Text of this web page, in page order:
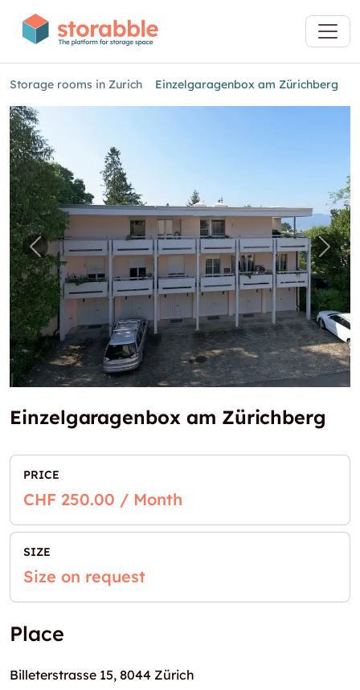
Storage rooms in Zurich Einzelgaragenbox am Zürichberg
Previous image for "Einzelgaragenbox am
Einzelgaragenbox am Zürichberg
PRICE
CHF 250.00 / Month
SIZE
Size on request
Place
Billeterstrasse 15, 8044 Zürich